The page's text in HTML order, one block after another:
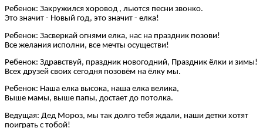
Ребенок: Закружился хоровод , льются песни звонко.
Это значит - Новый год, это значит - елка!
Ребенок: Засверкай огнями елка, нас на праздник позови!
Все желания исполни, все мечты осуществи!
Ребенок: Здравствуй, праздник новогодний, Праздник ёлки и зимы!
Всех друзей своих сегодня позовём на ёлку мы.
Ребенок: Наша елка высока, наша елка велика,
Выше мамы, выше папы, достает до потолка.
Ведущая: Дед Мороз, мы так долго тебя ждали, наши детки хотят
поиграть с тобой!